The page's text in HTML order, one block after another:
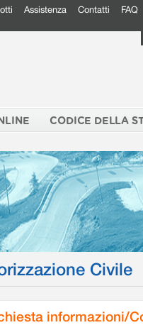
Assistenza Contatti FAQ
CODICE DELLA
Civile
informazioni/